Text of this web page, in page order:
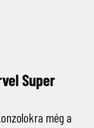
Super
még a